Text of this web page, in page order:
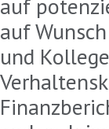
auf
auf
und